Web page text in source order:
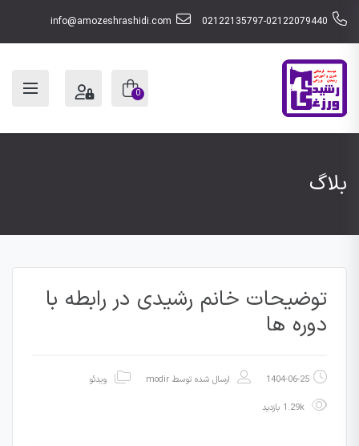
02122135797-02122079440
info@amozeshrashidi.com
0
بلاگ
توضیحات خانم رشیدی در رابطه با
دوره ها
1404-06-25 ارسال شده توسط modir ویدئو